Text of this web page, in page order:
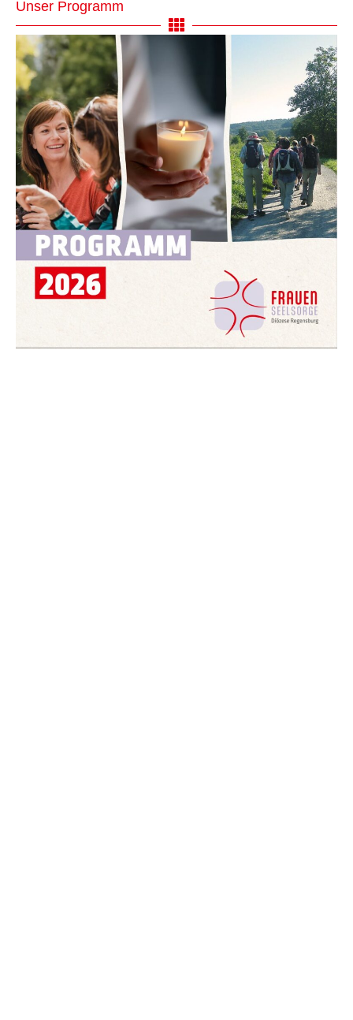
Unser Programm